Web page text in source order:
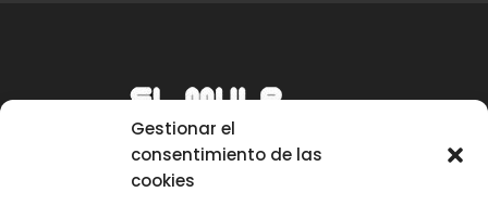
Gestionar el
consentimiento de las
cookies